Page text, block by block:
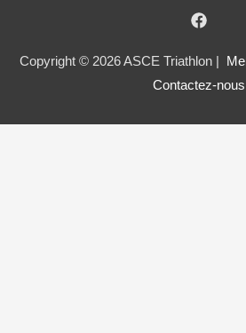
Copyright © 2026 ASCE Triathlon |
Contactez-nous